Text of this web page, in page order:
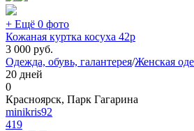
+ Ещё 0 фото
Кожаная куртка косуха 42р
3 000 руб.
Одежда, обувь, галантерея/Женская
20 дней
0
Красноярск, Парк Гагарина
minikris92
419